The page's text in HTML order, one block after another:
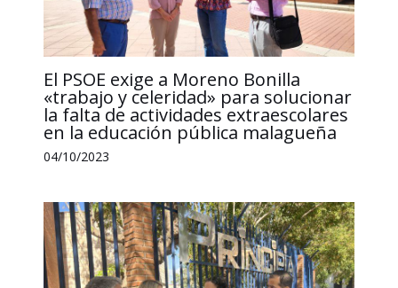
El PSOE exige a Moreno Bonilla
«trabajo y celeridad» para solucionar
la falta de actividades extraescolares
en la educación pública malagueña
04/10/2023